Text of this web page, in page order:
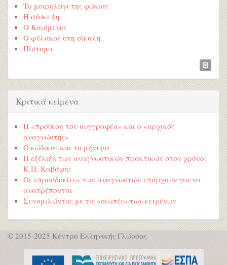
Το μοιρολόγι της φώκιας
Η σύσκεψη
Ο Καιόμενος
Ο φύλακας στη σίκαλη
Πίστομα
Κριτικά κείμενα
Η «πρόθεση του συγγραφέα» και ο «αρχικός
αναγνώστης»
Ο κώδικας και το μήνυμα
Η εξέλιξη των αναγνωστικών πρακτικών στον χρόνο:
Κ.Π. Καβάφης
Οι «προσδοκίες» των αναγνωστών υπάρχουν για να
ανατρέπονται
Συνομιλώντας με τις «σιωπές» των κειμένων
© 2015-2025 Κέντρο Ελληνικής Γλώσσας